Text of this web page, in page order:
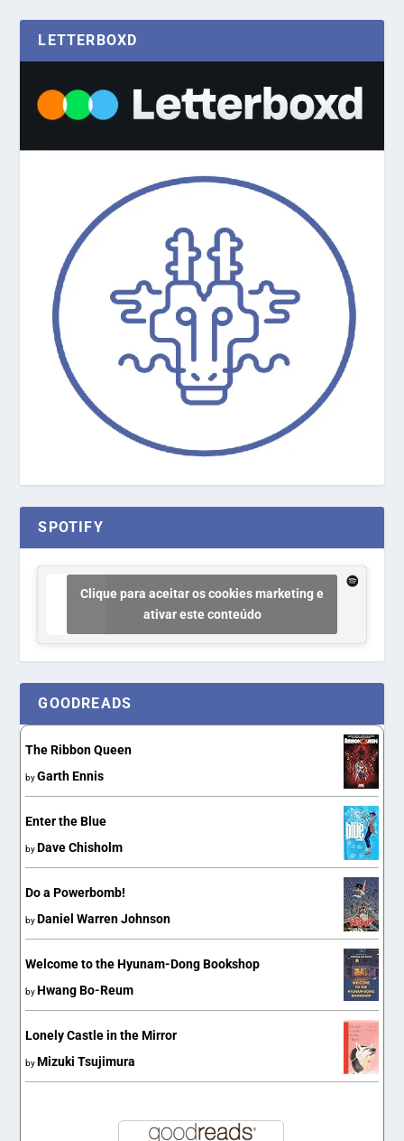
LETTERBOXD
SPOTIFY
Clique para aceitar os cookies marketing e
ativar este conteúdo
GOODREADS
The Ribbon Queen
byGarth Ennis
Enter the Blue
by Dave Chisholm
Do a Powerbomb!
by Daniel Warren Johnson
Welcome to the Hyunam-Dong Bookshop
by Hwang Bo-Reum
Lonely Castle in the Mirror
by Mizuki Tsujimura